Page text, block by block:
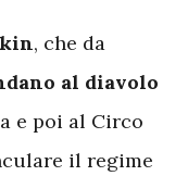
, che da
al diavolo
e poi al Circo
il regime